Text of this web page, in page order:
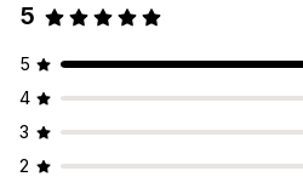
5
5
4
3
2